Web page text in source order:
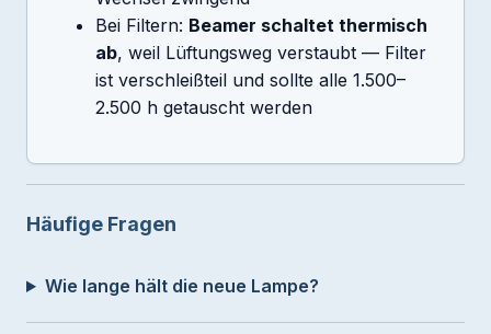
Bei Filtern: Beamer schaltet thermisch
ab, weil Lüftungsweg verstaubt — Filter
ist verschleißteil und sollte alle 1.500–
2.500 h getauscht werden
Häufige Fragen
Wie lange hält die neue Lampe?